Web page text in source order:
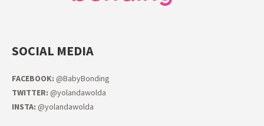
SOCIAL MEDIA
FACEBOOK: @BabyBonding
TWITTER: @yolandawolda
INSTA: @yolandawolda